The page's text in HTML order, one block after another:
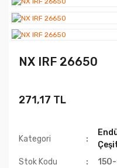
NX IRF 26650
271,17 TL
Kategori
Stok Kodu